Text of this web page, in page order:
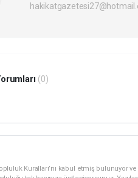
(0)
Kuralları’nı kabul etmiş bulunuyor